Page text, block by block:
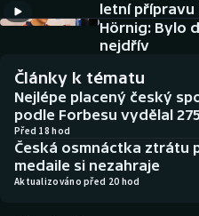
Baseball a softbal
Biatlon
Boby a skeleton
Soutěže
Aplikace ČT sport
AZ kvíz
letní přípravu
Hörnig: Bylo
nejdřív
Články k tématu
Nejlépe placený český
podle Forbesu vydělal
Před 18 hod
Česká osmnáctka ztrátu
medaile si nezahraje
Aktualizováno před 20 hod